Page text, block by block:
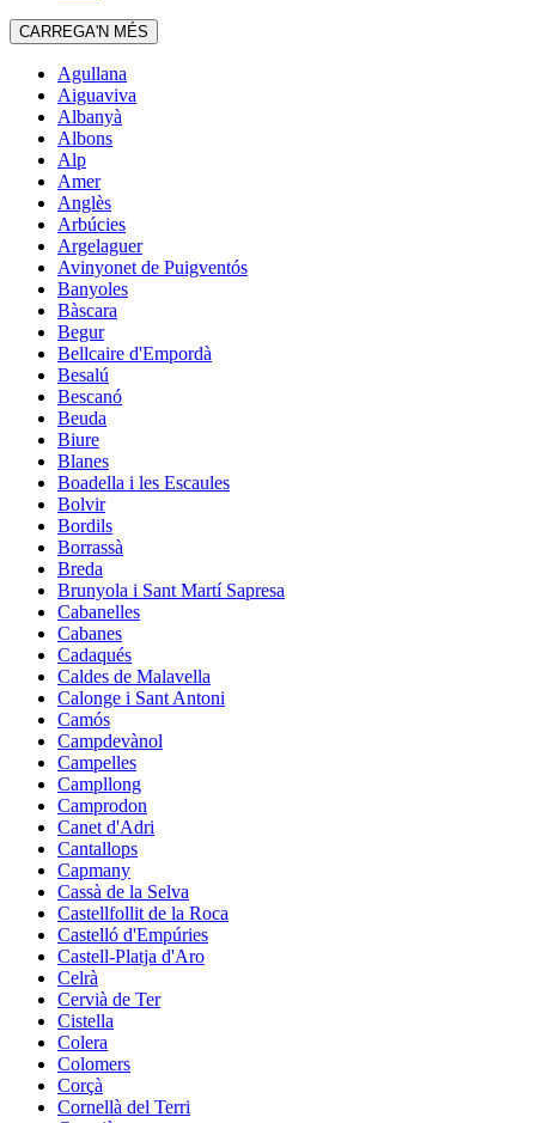
CARREGA'N MÉS
Agullana
Aiguaviva
Albanyà
Albons
Alp
Amer
Anglès
Arbúcies
Argelaguer
Avinyonet de Puigventós
Banyoles
Bàscara
Begur
Bellcaire d'Empordà
Besalú
Bescanó
Beuda
Biure
Blanes
Boadella i les Escaules
Bolvir
Bordils
Borrassà
Breda
Brunyola i Sant Martí Sapresa
Cabanelles
Cabanes
Cadaqués
Caldes de Malavella
Calonge i Sant Antoni
Camós
Campdevànol
Campelles
Campllong
Camprodon
Canet d'Adri
Cantallops
Capmany
Cassà de la Selva
Castellfollit de la Roca
Castelló d'Empúries
Castell-Platja d'Aro
Celrà
Cervià de Ter
Cistella
Colera
Colomers
Corçà
Cornellà del Terri